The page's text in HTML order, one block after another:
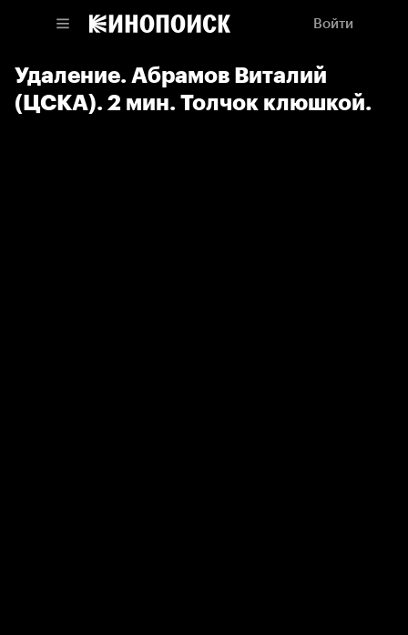
Войти
Удаление. Абрамов Виталий
(ЦСКА). 2 мин. Толчок клюшкой.